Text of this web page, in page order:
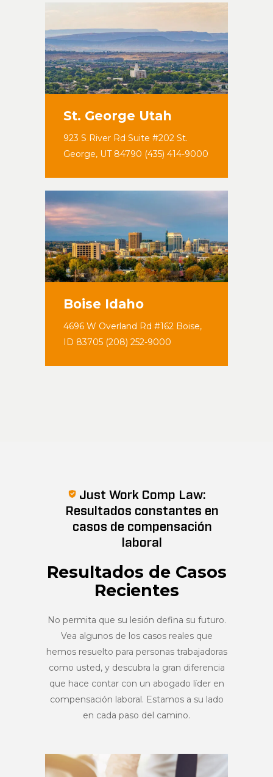
St. George Utah
923 S River Rd Suite #202 St.
George, UT 84790 (435) 414-9000
Boise Idaho
4696 W Overland Rd #162 Boise,
ID 83705 (208) 252-9000
Just Work Comp Law:
Resultados constantes en
casos de compensación
laboral
Resultados de Casos
Recientes
No permita que su lesión defina su futuro.
Vea algunos de los casos reales que
hemos resuelto para personas trabajadoras
como usted, y descubra la gran diferencia
que hace contar con un abogado líder en
compensación laboral. Estamos a su lado
en cada paso del camino.